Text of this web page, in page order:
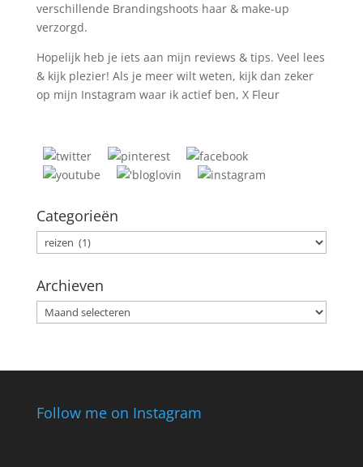
verschillende Brandingshoots haar & make-up
verzorgd.
Hopelijk heb je iets aan mijn reviews & tips. Veel lees
& kijk plezier! Als je meer wilt weten, kijk dan zeker
op mijn Instagram waar ik actief ben, X Fleur
Categorieën
Categorieën
Archieven
Archieven
Follow me on Instagram